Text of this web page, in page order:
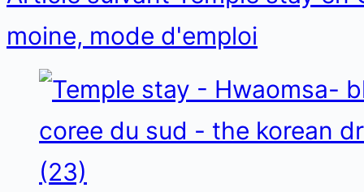
moine, mode d'emploi